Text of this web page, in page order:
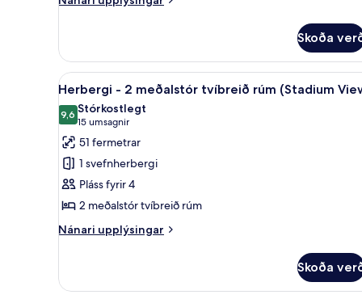
View)
með
útsýni
(Sunrise
View)
Skoða
Skoða
allar
myndir
fyrir
Herbergi
-
2
meðalstór
tvíbreið
View)
Rúmföt af bestu gerð,
4
Herbergi - 2 meðalstór tvíbreið rúm (Stadium
9,69,6 af 10
Stórkostlegt
15 umsagnir
(15
umsagnir)
51 fermetrar
1 svefnherbergi
Pláss fyrir 4
2 meðalstór tvíbreið rúm
Nánari upplýsingar
Nánari
-
Skoða